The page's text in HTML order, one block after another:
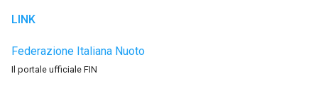
LINK
Federazione Italiana Nuoto
Il portale ufficiale FIN